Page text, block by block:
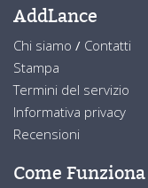
AddLance
Chi siamo / Contatti
Stampa
Termini del servizio
Informativa privacy
Recensioni
Come Funziona